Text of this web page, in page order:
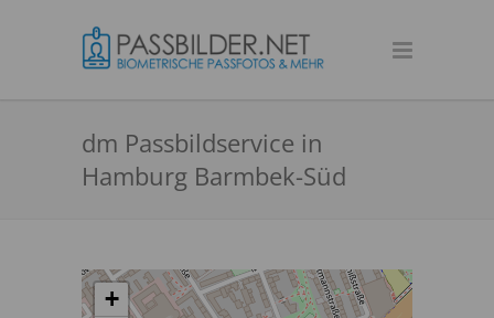
dm Passbildservice in
Hamburg Barmbek-Süd
+